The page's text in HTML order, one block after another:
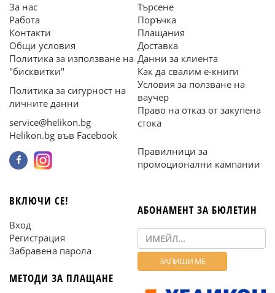
За нас
Работа
Контакти
Общи условия
Политика за използване на
"бисквитки"
Политика за сигурност на
личните данни
service@helikon.bg
Helikon.bg във Facebook
Търсене
Поръчка
Плащания
Доставка
Данни за клиента
Как да свалим е-книги
Условия за ползване на
ваучер
Право на отказ от закупена
стока
Правилници за
промоционални кампании
ВКЛЮЧИ СЕ!
Вход
Регистрация
Забравена парола
МЕТОДИ ЗА ПЛАЩАНЕ
АБОНАМЕНТ ЗА БЮЛЕТИН